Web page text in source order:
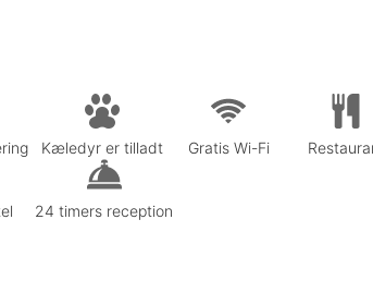
Kæledyr er tilladt Gratis Wi-Fi
24 timers reception